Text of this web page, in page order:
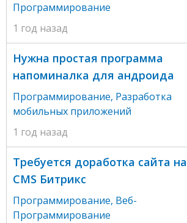
Программирование
1 год назад
Нужна простая программа
напоминалка для андроида
Программирование, Разработка
мобильных приложений
1 год назад
Требуется доработка сайта на
CMS Битрикс
Программирование, Веб-
Программирование